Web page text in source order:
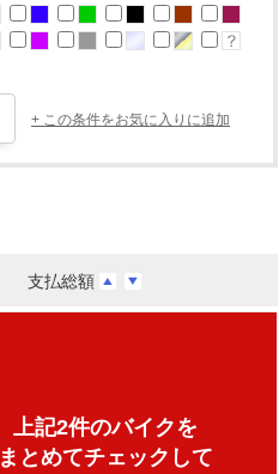
+ この条件をお気に入りに追加
支払総額
上記2件のバイクを
まとめてチェックして